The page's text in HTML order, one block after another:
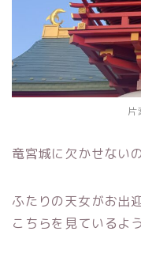
片
竜宮城に欠かせない
ふたりの天女がお出
こちらを見ているよ